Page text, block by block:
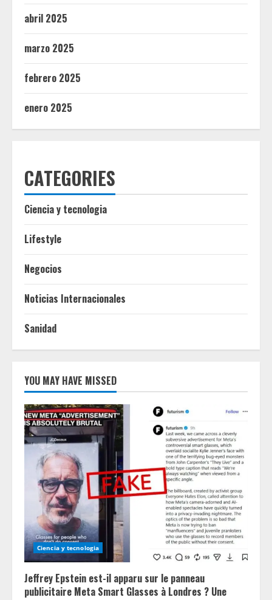
abril 2025
marzo 2025
febrero 2025
enero 2025
CATEGORIES
Ciencia y tecnologia
Lifestyle
Negocios
Noticias Internacionales
Sanidad
YOU MAY HAVE MISSED
Ciencia y tecnologia
Jeffrey Epstein est-il apparu sur le panneau
publicitaire Meta Smart Glasses à Londres ? Une